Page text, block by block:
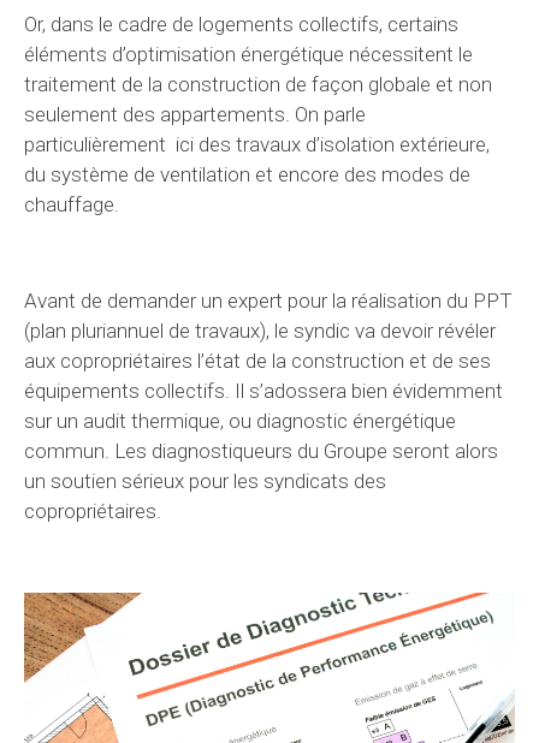
Or, dans le cadre de logements collectifs, certains
éléments d’optimisation énergétique nécessitent le
traitement de la construction de façon globale et non
seulement des appartements. On parle
particulièrement ici des travaux d’isolation extérieure,
du système de ventilation et encore des modes de
chauffage.
Avant de demander un expert pour la réalisation du PPT
(plan pluriannuel de travaux), le syndic va devoir révéler
aux copropriétaires l’état de la construction et de ses
équipements collectifs. Il s’adossera bien évidemment
sur un audit thermique, ou diagnostic énergétique
commun. Les diagnostiqueurs du Groupe seront alors
un soutien sérieux pour les syndicats des
copropriétaires.